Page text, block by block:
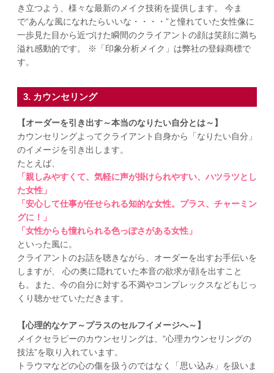
き立つよう、様々な最新のメイク技術を提供します。 今ま
で“あんな風になれたらいいな・・・・”と憧れていた女性像に
一歩見た目から近づけた瞬間のクライアントの顔は笑顔に満ち
溢れ感動的です。 ※「印象分析メイク」は弊社の登録商標で
す。
3. カウンセリング
【オーダーを引き出す～本当のなりたい自分とは～】
カウンセリングよってクライアント自身から「なりたい自分」
のイメージを引き出します。
たとえば、
「親しみやすくて、気軽に声が掛けられやすい、ハツラツとし
た女性」
「安心して仕事が任せられる知的な女性。プラス、チャーミン
グに！」
「女性からも憧れられる色っぽさがある女性」
といった風に。
クライアントのお話を聴きながら、オーダーを出すお手伝いを
しますが、 心の奥に隠れていた本音の欲求が顔を出すこと
も。また、今の自分に対する不満やコンプレックスなどもじっ
くり聴かせていただきます。
【心理的なケア～プラスのセルフイメージへ～】
メイクセラピーのカウンセリングは、“心理カウンセリングの
技法”を取り入れています。
トラウマなどの心の傷を扱うのではなく「思い込み」を扱いま